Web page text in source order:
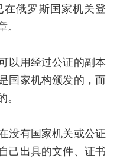
俄罗斯国家机关登
。
用经过公证的副本
国家机构颁发的，而
。
有国家机关或公证
己出具的文件、证书